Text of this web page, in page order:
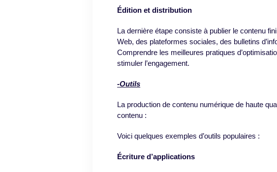
Édition et distribution
La dernière étape consiste à publier le contenu
Web, des plateformes sociales, des bulletins
Comprendre les meilleures pratiques
stimuler l’engagement.
-Outils
La production de contenu numérique de haute
contenu :
Voici quelques exemples d’outils populaires :
Écriture d’applications